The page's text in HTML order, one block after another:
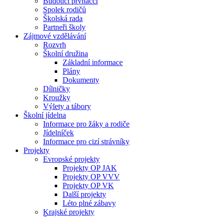
Spolek rodičů
Školská rada
Partneři školy
Zájmové vzdělávání
Rozvrh
Školní družina
Základní informace
Plány
Dokumenty
Dílničky
Kroužky
Výlety a tábory
Školní jídelna
Informace pro žáky a rodiče
Jídelníček
Informace pro cizí strávníky
Projekty
Evropské projekty
Projekty OP JAK
Projekty OP VVV
Projekty OP VK
Další projekty
Léto plné zábavy
Krajské projekty